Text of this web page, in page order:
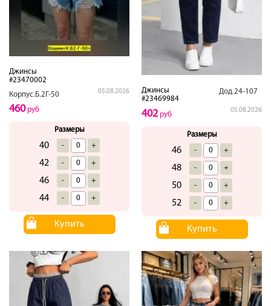
Джинсы
#23470002
Корпус.Б.2Г-50
05.08.2026
460руб
Размеры
40 - +
42 - +
46 - +
44 - +
Купить
Джинсы
#23469984
Дод.24-107
05.08.2026
402руб
Размеры
46 - +
48 - +
50 - +
52 - +
Купить